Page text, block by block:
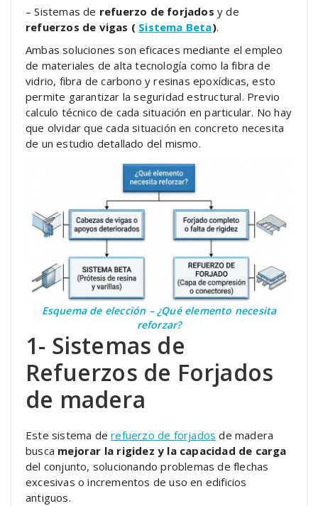
– Sistemas de refuerzo de forjados y de
refuerzos de vigas ( Sistema Beta).
Ambas soluciones son eficaces mediante el empleo
de materiales de alta tecnología como la fibra de
vidrio, fibra de carbono y resinas epoxídicas, esto
permite garantizar la seguridad estructural. Previo
calculo técnico de cada situación en particular. No hay
que olvidar que cada situación en concreto necesita
de un estudio detallado del mismo.
Esquema de elección – ¿Qué elemento necesita
reforzar?
1- Sistemas de
Refuerzos de Forjados
de madera
Este sistema derefuerzo de forjados de madera
busca mejorar la rigidez y la capacidad de carga
del conjunto, solucionando problemas de flechas
excesivas o incrementos de uso en edificios
antiguos.